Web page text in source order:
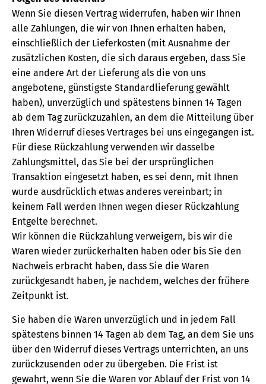
Wenn Sie diesen Vertrag widerrufen, haben wir Ihnen
alle Zahlungen, die wir von Ihnen erhalten haben,
einschließlich der Lieferkosten (mit Ausnahme der
zusätzlichen Kosten, die sich daraus ergeben, dass Sie
eine andere Art der Lieferung als die von uns
angebotene, günstigste Standardlieferung gewählt
haben), unverzüglich und spätestens binnen 14 Tagen
ab dem Tag zurückzuzahlen, an dem die Mitteilung über
Ihren Widerruf dieses Vertrages bei uns eingegangen ist.
Für diese Rückzahlung verwenden wir dasselbe
Zahlungsmittel, das Sie bei der ursprünglichen
Transaktion eingesetzt haben, es sei denn, mit Ihnen
wurde ausdrücklich etwas anderes vereinbart; in
keinem Fall werden Ihnen wegen dieser Rückzahlung
Entgelte berechnet.
Wir können die Rückzahlung verweigern, bis wir die
Waren wieder zurückerhalten haben oder bis Sie den
Nachweis erbracht haben, dass Sie die Waren
zurückgesandt haben, je nachdem, welches der frühere
Zeitpunkt ist.
Sie haben die Waren unverzüglich und in jedem Fall
spätestens binnen 14 Tagen ab dem Tag, an dem Sie uns
über den Widerruf dieses Vertrags unterrichten, an uns
zurückzusenden oder zu übergeben. Die Frist ist
gewahrt, wenn Sie die Waren vor Ablauf der Frist von 14